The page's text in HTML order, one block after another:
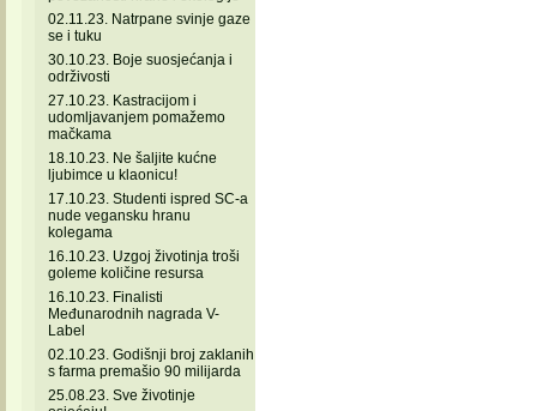
02.11.23. Natrpane svinje gaze
se i tuku
30.10.23. Boje suosjećanja i
održivosti
27.10.23. Kastracijom i
udomljavanjem pomažemo
mačkama
18.10.23. Ne šaljite kućne
ljubimce u klaonicu!
17.10.23. Studenti ispred SC-a
nude vegansku hranu
kolegama
16.10.23. Uzgoj životinja troši
goleme količine resursa
16.10.23. Finalisti
Međunarodnih nagrada V-
Label
02.10.23. Godišnji broj zaklanih
s farma premašio 90 milijarda
25.08.23. Sve životinje